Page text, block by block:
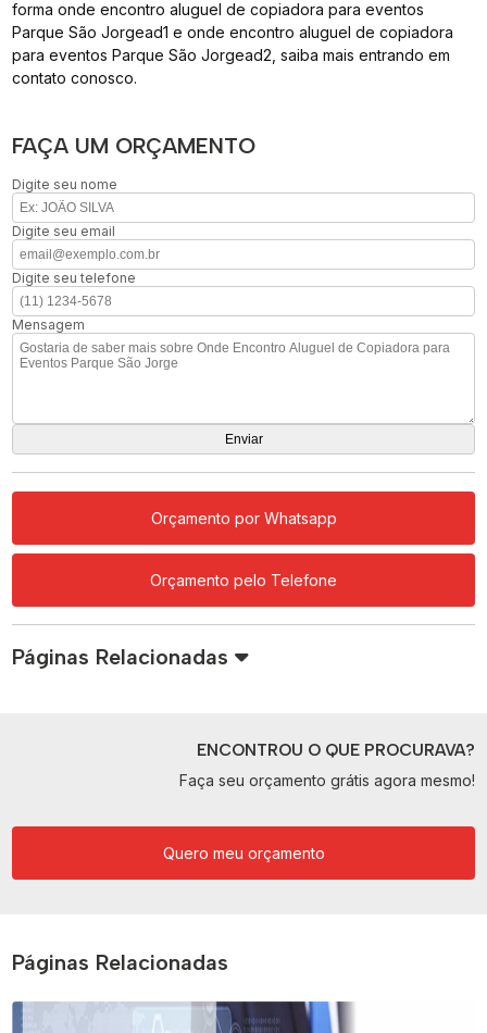
forma onde encontro aluguel de copiadora para eventos
Parque São Jorgead1 e onde encontro aluguel de copiadora
para eventos Parque São Jorgead2, saiba mais entrando em
contato conosco.
FAÇA UM ORÇAMENTO
Digite seu nome
Digite seu email
Digite seu telefone
Mensagem
Orçamento por Whatsapp
Orçamento pelo Telefone
Páginas Relacionadas
ENCONTROU O QUE PROCURAVA?
Faça seu orçamento grátis agora mesmo!
Quero meu orçamento
Páginas Relacionadas